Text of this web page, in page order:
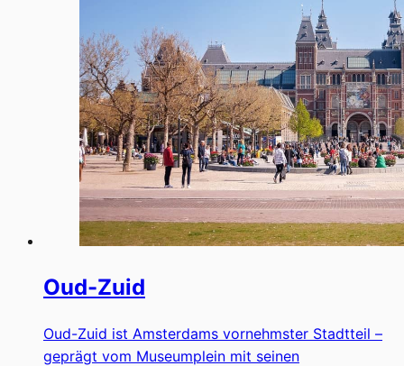
Oud-Zuid
Oud-Zuid ist Amsterdams vornehmster Stadtteil –
geprägt vom Museumplein mit seinen